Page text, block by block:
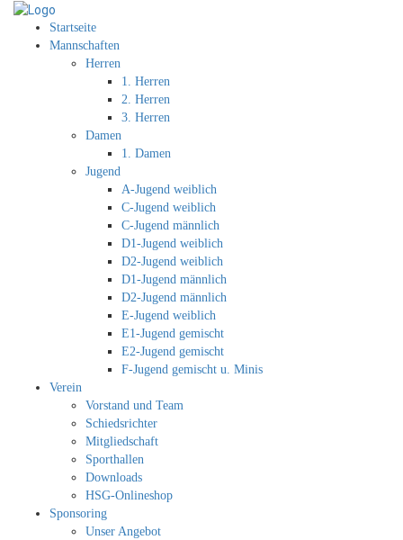
Startseite
Mannschaften
Herren
1. Herren
2. Herren
3. Herren
Damen
1. Damen
Jugend
A-Jugend weiblich
C-Jugend weiblich
C-Jugend männlich
D1-Jugend weiblich
D2-Jugend weiblich
D1-Jugend männlich
D2-Jugend männlich
E-Jugend weiblich
E1-Jugend gemischt
E2-Jugend gemischt
F-Jugend gemischt u. Minis
Verein
Vorstand und Team
Schiedsrichter
Mitgliedschaft
Sporthallen
Downloads
HSG-Onlineshop
Sponsoring
Unser Angebot